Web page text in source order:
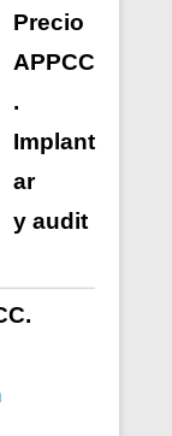
Precio
APPCC
.
Implant
ar
y audit